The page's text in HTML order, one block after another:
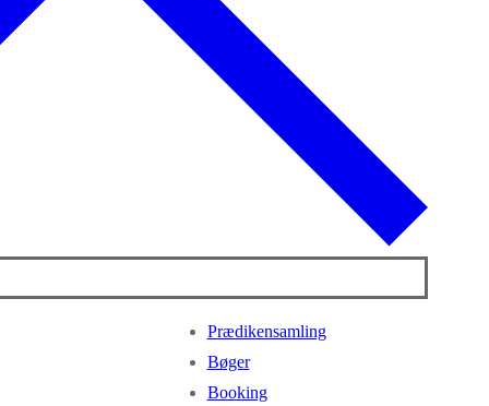
Prædikensamling
Bøger
Booking